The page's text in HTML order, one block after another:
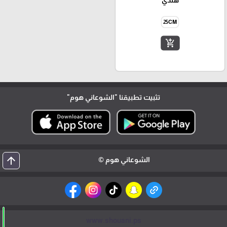
25CM
add_shopping_cart
تثبيت تطبيقنا "الشوعاني هوم"
الشوعاني هوم © arrow_upward